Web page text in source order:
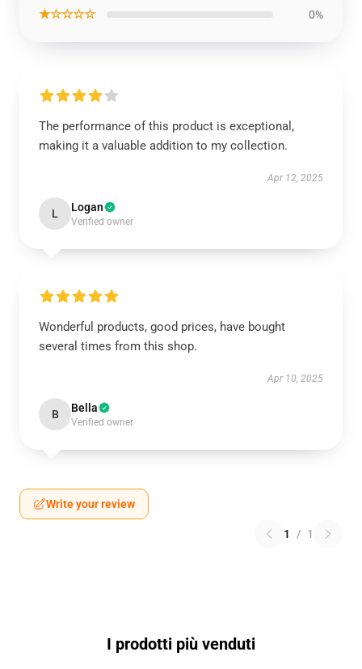
★☆☆☆☆ 0%
The performance of this product is exceptional,
making it a valuable addition to my collection.
Apr 12, 2025
L Logan
Verified owner
Wonderful products, good prices, have bought
several times from this shop.
Apr 10, 2025
B Bella
Verified owner
Write your review
1 / 1
I prodotti più venduti